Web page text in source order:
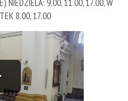
NIEDZIELA: 9.00, 11.00, 17.00, W
8.00, 17.00